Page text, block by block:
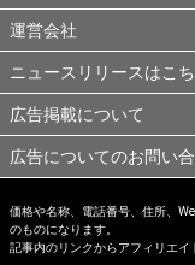
運営会社
ニュースリリースはこ
広告掲載について
広告についてのお問い
価格や名称、電話番号、住所、
のものになります。
記事内のリンクからアフィリエイ